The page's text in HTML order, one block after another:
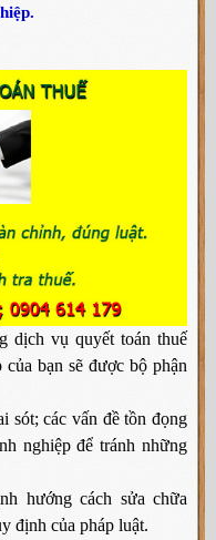
dịch vụ quyết toán thuế
bạn sẽ được bộ phận
sót; các vấn đề tồn đọng
nghiệp để tránh những
hướng cách sửa chữa
định của pháp luật.